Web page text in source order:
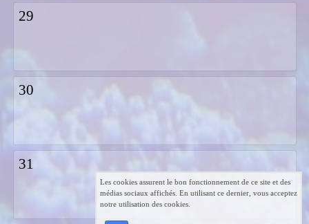
29
30
31
Les cookies assurent le bon fonctionnement de ce site et des
médias sociaux affichés. En utilisant ce dernier, vous acceptez
notre utilisation des cookies.